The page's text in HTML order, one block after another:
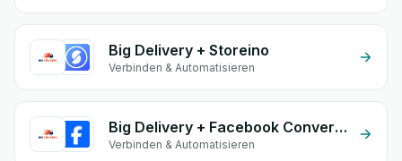
Big Delivery + Storeino
Verbinden & Automatisieren
Big Delivery + Facebook Conversion API (CAPI)
Verbinden & Automatisieren